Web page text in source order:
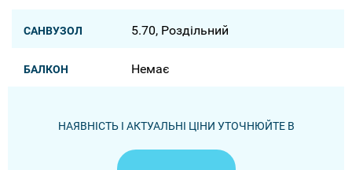
САНВУЗОЛ 5.70, Роздільний
БАЛКОН Немає
НАЯВНІСТЬ І АКТУАЛЬНІ ЦІНИ УТОЧНЮЙТЕ В